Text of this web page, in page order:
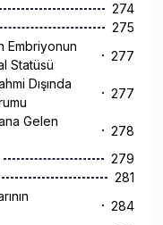
274
275
Embriyonun
Statüsü
277
Dışında
277
Gelen
278
279
281
284